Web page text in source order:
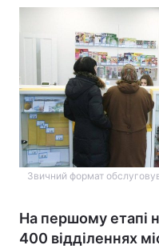
Звичний формат
На першому етапі
400 відділеннях